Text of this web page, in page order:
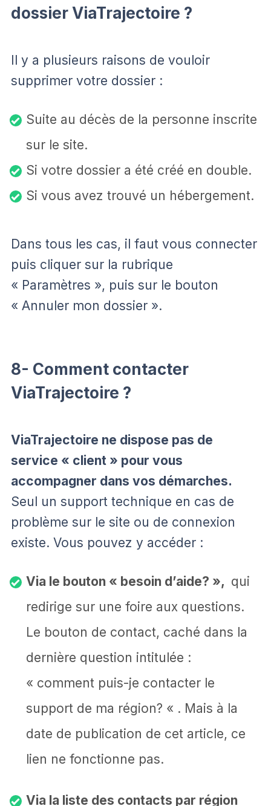
dossier ViaTrajectoire ?
Il y a plusieurs raisons de vouloir
supprimer votre dossier :
Suite au décès de la personne inscrite
sur le site.
Si votre dossier a été créé en double.
Si vous avez trouvé un hébergement.
Dans tous les cas, il faut vous connecter
puis cliquer sur la rubrique
« Paramètres », puis sur le bouton
« Annuler mon dossier ».
8- Comment contacter
ViaTrajectoire ?
ViaTrajectoire ne dispose pas de
service « client » pour vous
accompagner dans vos démarches.
Seul un support technique en cas de
problème sur le site ou de connexion
existe. Vous pouvez y accéder :
Via le bouton « besoin d’aide? », qui
redirige sur une foire aux questions.
Le bouton de contact, caché dans la
dernière question intitulée :
« comment puis-je contacter le
support de ma région? « . Mais à la
date de publication de cet article, ce
lien ne fonctionne pas.
Via la liste des contacts par région